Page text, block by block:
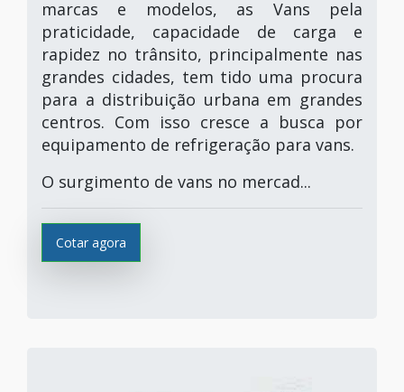
marcas e modelos, as Vans pela
praticidade, capacidade de carga e
rapidez no trânsito, principalmente nas
grandes cidades, tem tido uma procura
para a distribuição urbana em grandes
centros. Com isso cresce a busca por
equipamento de refrigeração para vans.
O surgimento de vans no mercad...
Cotar agora